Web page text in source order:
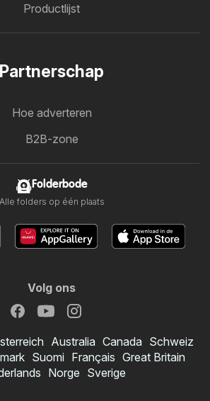
Productlijst
Partnerschap
Hoe adverteren
B2B-zone
Folderbode
Alle folders op één plaats
Volg ons
Australia Canada Schweiz
Suomi Français Great Britain
Norge Sverige